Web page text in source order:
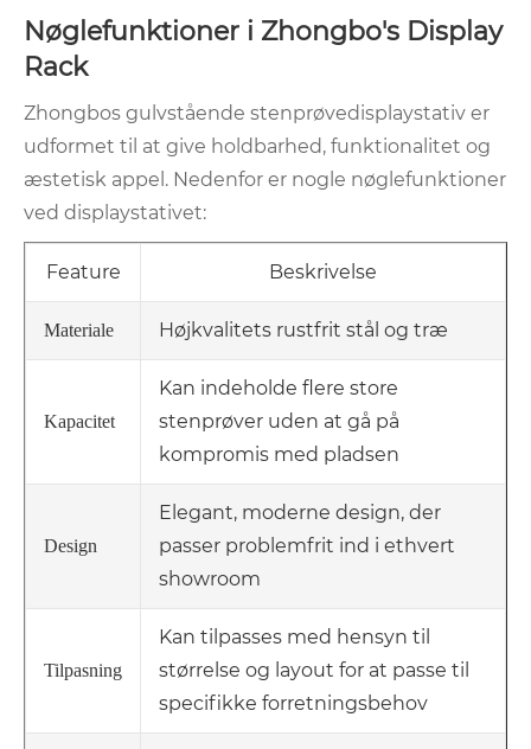
Nøglefunktioner i Zhongbo's Display
Rack
Zhongbos gulvstående stenprøvedisplaystativ er
udformet til at give holdbarhed, funktionalitet og
æstetisk appel. Nedenfor er nogle nøglefunktioner
ved displaystativet:
Feature Beskrivelse
Materiale Højkvalitets rustfrit stål og træ
Kapacitet
Kan indeholde flere store
stenprøver uden at gå på
kompromis med pladsen
Design
Elegant, moderne design, der
passer problemfrit ind i ethvert
showroom
Tilpasning
Kan tilpasses med hensyn til
størrelse og layout for at passe til
specifikke forretningsbehov